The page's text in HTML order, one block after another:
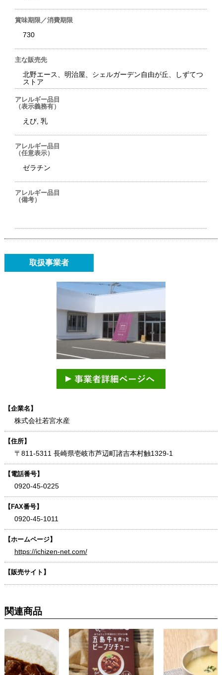
賞味期限／消費期限
730
主な販売先
北野エース、明治屋、シェルガーデン自由が丘、しずてつ
ストア
アレルギー品目
（表示義務有）
えび, 乳
アレルギー品目
（任意表示）
ゼラチン
アレルギー品目
（備考）
取扱事業者
【企業名】
株式会社若宮水産
【住所】
〒811-5311 長崎県壱岐市芦辺町諸吉本村触1329-1
【電話番号】
0920-45-0225
【FAX番号】
0920-45-1011
【ホームページ】
https://ichizen-net.com/
【販売サイト】
関連商品